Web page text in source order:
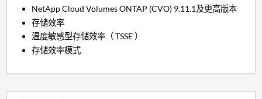
NetApp Cloud Volumes ONTAP (CVO) 9.11.1及更高版本
存储效率
温度敏感型存储效率（ TSSE ）
存储效率模式